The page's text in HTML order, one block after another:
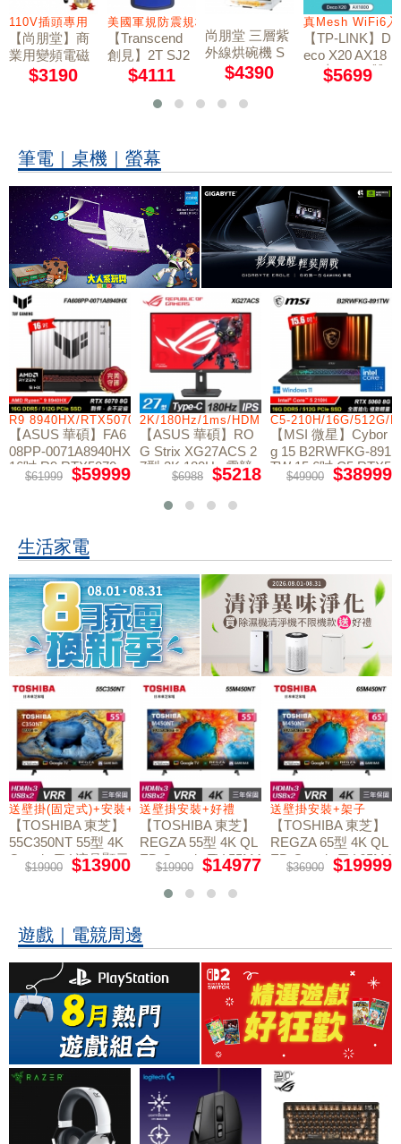
110V插頭專用
【尚朋堂】商
業用變頻電磁
爐SR-100T(11
$3190
美國軍規防震規格
【Transcend
創見】2T SJ2
5H3B USB3.0
軍規防震硬碟
$4111
尚朋堂 三層紫
外線烘碗機 S
D-1566
$4390
真Mesh WiFi6
【TP-LINK】D
eco X20 AX18
00 真Mesh 雙
頻無線網狀路
$5699
筆電｜桌機｜螢幕
R9 8940HX/RTX5070/512GB/16G
【ASUS 華碩】FA6
08PP-0071A8940HX
16吋 R9 RTX5070
電競筆電
$61999 $59999
2K/180Hz/1ms/HDMI/DP/IPS/Type-C
【ASUS 華碩】RO
G Strix XG27ACS 2
7型 2K 180Hz 電競
$6988 $5218
C5-210H/16G/512G/
【MSI 微星】Cybor
g 15 B2RWFKG-891
TW 15.6吋 C5 RTX5
060 電競筆電
$49900 $38999
生活家電
送壁掛(固定式)+安裝+好禮贈
【TOSHIBA 東芝】
55C350NT 55型 4K
Google TV 液晶顯示
器｜含壁掛(固定式)
$19900 $13900
送壁掛安裝+好禮
【TOSHIBA 東芝】
REGZA 55型 4K QL
ED Google TV 55M4
50NT液晶顯示器｜
含壁掛(固定式)+安
$19900 $14977
送壁掛安裝+架子
【TOSHIBA 東芝】
REGZA 65型 4K QL
ED Google TV 65M4
50NT液晶顯示器｜
$36900 $19999
遊戲｜電競周邊